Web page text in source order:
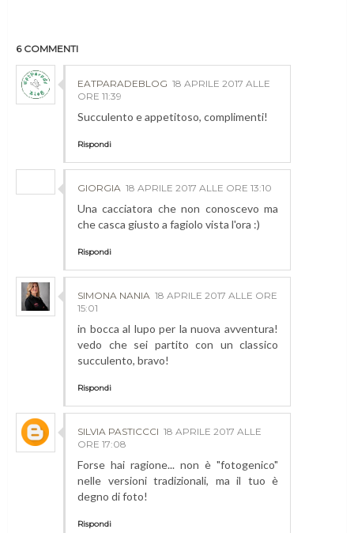
6 COMMENTI
EATPARADEBLOG 18 APRILE 2017 ALLE
ORE 11:39
Succulento e appetitoso, complimenti!
Rispondi
GIORGIA 18 APRILE 2017 ALLE ORE 13:10
Una cacciatora che non conoscevo ma
che casca giusto a fagiolo vista l'ora :)
Rispondi
SIMONA NANIA 18 APRILE 2017 ALLE ORE
15:01
in bocca al lupo per la nuova avventura!
vedo che sei partito con un classico
succulento, bravo!
Rispondi
SILVIA PASTICCCI 18 APRILE 2017 ALLE
ORE 17:08
Forse hai ragione... non è "fotogenico"
nelle versioni tradizionali, ma il tuo è
degno di foto!
Rispondi